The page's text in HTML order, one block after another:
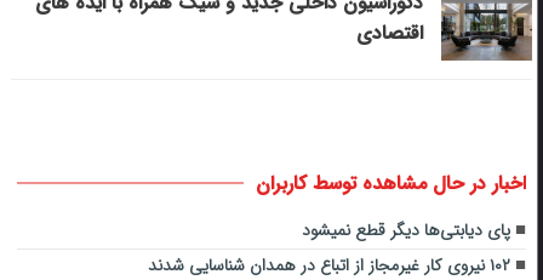
اقتصادی
اخبار در حال مشاهده توسط کاربران
پای دیابتی‌ها دیگر قطع نمیشود
۱۰۲ نیروی کار غیرمجاز از اتباع در همدان شناسایی شدند